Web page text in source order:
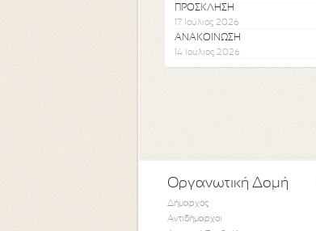
ΠΡΟΣΚΛΗΣΗ
17 Ιούλιος 2026
ΑΝΑΚΟΙΝΩΣΗ
14 Ιούλιος 2026
Οργανωτική Δομή
Δήμαρχος
Αντιδήμαρχοι